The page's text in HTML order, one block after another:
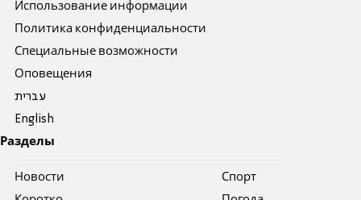
Использование информации
Политика конфиденциальности
Специальные возможности
Оповещения
עברית
English
Разделы
Новости
Спорт